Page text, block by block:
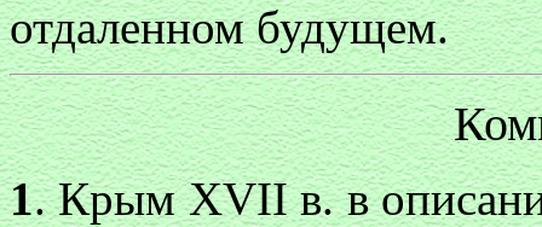
отдаленном будущем.
1. Крым XVII в. в